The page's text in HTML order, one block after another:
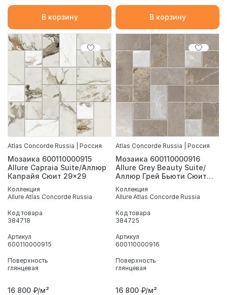
В корзину В корзину
Atlas Concorde Russia | Россия
Мозаика 600110000915
Allure Capraia Suite/Аллюр
Капрайя Сюит 29x29
Коллекция
Allure Atlas Concorde Russia
Код товара
384718
Артикул
600110000915
Поверхность
глянцевая
16 800 ₽/м²
Atlas Concorde Russia | Россия
Мозаика 600110000916
Allure Grey Beauty Suite/
Аллюр Грей Бьюти Сюит
Коллекция
Allure Atlas Concorde Russia
Код товара
384725
Артикул
600110000916
Поверхность
глянцевая
16 800 ₽/м²